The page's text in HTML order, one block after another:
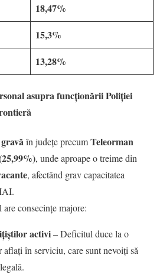
18,47%
15,3%
13,28%
asupra funcționării Poliției
în județe precumTeleorman
, unde aproape o treime din
, afectând grav capacitatea
consecințe majore:
activi– Deficitul duce la o
aflați în serviciu, care sunt nevoiți să